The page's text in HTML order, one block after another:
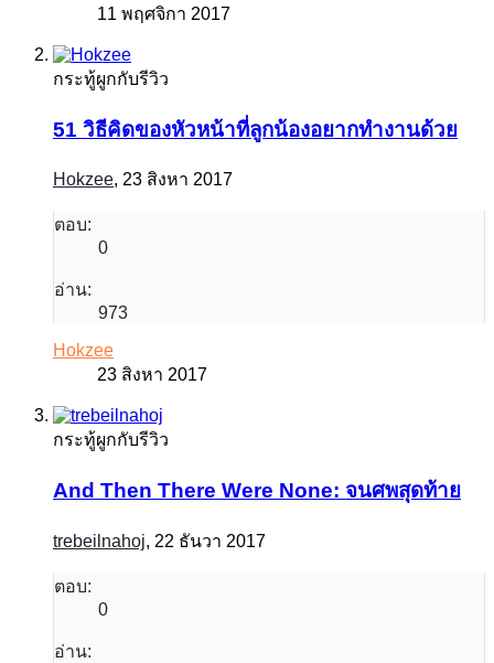
11 พฤศจิกา 2017
กระทู้ผูกกับรีวิว
51 วิธีคิดของหัวหน้าที่ลูกน้องอยากทำงานด้วย
Hokzee, 23 สิงหา 2017
ตอบ:
0
อ่าน:
973
Hokzee
23 สิงหา 2017
กระทู้ผูกกับรีวิว
And Then There Were None: จนศพสุดท้าย
trebeilnahoj, 22 ธันวา 2017
ตอบ:
0
อ่าน: